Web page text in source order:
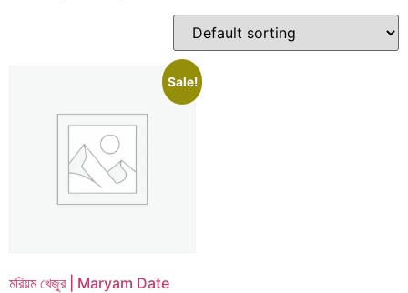
Sale!
মরিয়ম খেজুর | Maryam Date